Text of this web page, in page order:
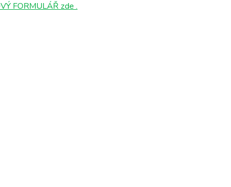
FORMULÁŘ zde .